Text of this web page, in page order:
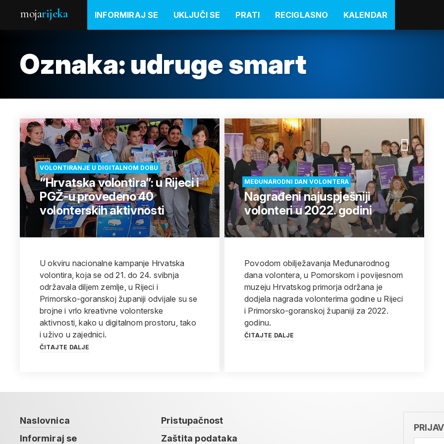
mojarijeka INFORMIRAJ SE UKLJUČI SE PRATI RECIGLASNO KALENDAR
Oznaka: udruge smart
VOLONTIRANJE U DIGITALNOM DOBU
“Hrvatska volontira”: u Rijeci i
PGŽ-u provedeno 40
volonterskih aktivnosti
U okviru nacionalne kampanje Hrvatska
volontira, koja se od 21. do 24. svibnja
održavala diljem zemlje, u Rijeci i
Primorsko-goranskoj županiji odvijale su se
brojne i vrlo kreativne volonterske
aktivnosti, kako u digitalnom prostoru, tako
i uživo u zajednici.
ČITAJTE DALJE
MEĐUNARODNI DAN VOLONTERA
Nagrađeni najuspješniji
volonteri u 2022. godini
Povodom obilježavanja Međunarodnog
dana volontera, u Pomorskom i povijesnom
muzeju Hrvatskog primorja održana je
dodjela nagrada volonterima godine u Rijeci
i Primorsko-goranskoj županiji za 2022.
godinu.
ČITAJTE DALJE
Naslovnica
Informiraj se
Pristupačnost
Zaštita podataka